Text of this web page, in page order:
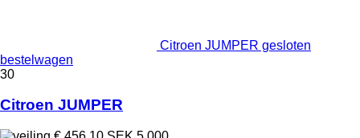
Citroen JUMPER gesloten
bestelwagen
30
Citroen JUMPER